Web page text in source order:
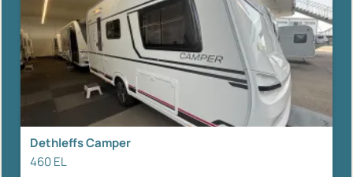
Dethleffs Camper
460 EL